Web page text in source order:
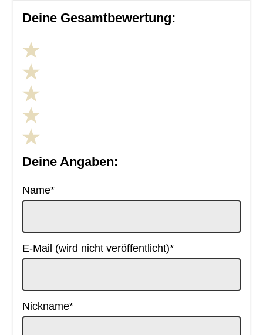
Deine Gesamtbewertung:
Deine Angaben:
Pflichtfeld
Name*
Pflichtfeld
E-Mail (wird nicht veröffentlicht)*
Pflichtfeld
Nickname*